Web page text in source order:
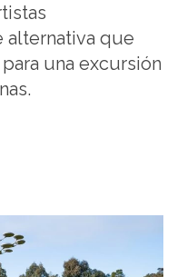
alternativa que
una excursión